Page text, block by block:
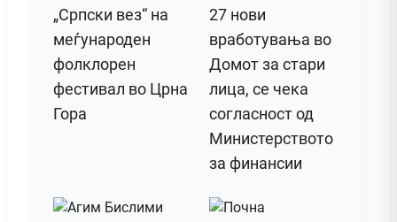
„Српски вез“ на
меѓународен
фолклорен
фестивал во Црна
Гора
27 нови
вработувања во
Домот за стари
лица, се чека
согласност од
Министерството
за финансии